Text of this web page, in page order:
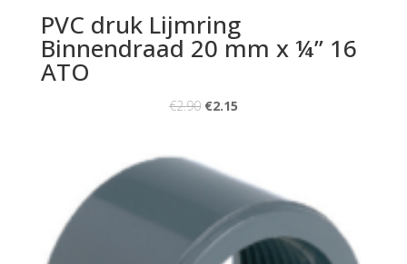
PVC druk Lijmring
Binnendraad 20 mm x ¼” 16
ATO
€2.90 €2.15